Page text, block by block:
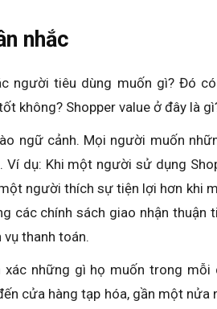
nhắc
người tiêu dùng muốn gì? Đó
không? Shopper value ở đây là
ngữ cảnh. Mọi người muốn
Ví dụ: Khi một người sử dụng
người thích sự tiện lợi hơn khi
các chính sách giao nhận thuận
thanh toán.
những gì họ muốn trong mỗi
cửa hàng tạp hóa, gần một